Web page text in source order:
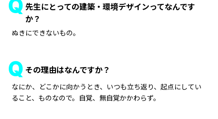
先生にとっての建築・環境デザインってなんです
か？
ぬきにできないもの。
その理由はなんですか？
なにか、どこかに向かうとき、いつも立ち返り、起点にしてい
ること、ものなので。自覚、無自覚かかわらず。